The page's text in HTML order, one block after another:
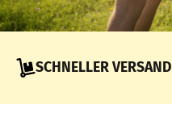
SCHNELLER VERSAND